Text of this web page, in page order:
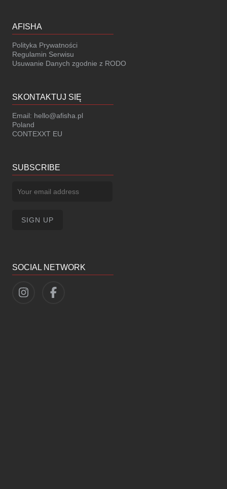
AFISHA
Polityka Prywatności
Regulamin Serwisu
Usuwanie Danych zgodnie z RODO
SKONTAKTUJ SIĘ
Email: hello@afisha.pl
Poland
CONTEXXT EU
SUBSCRIBE
SOCIAL NETWORK